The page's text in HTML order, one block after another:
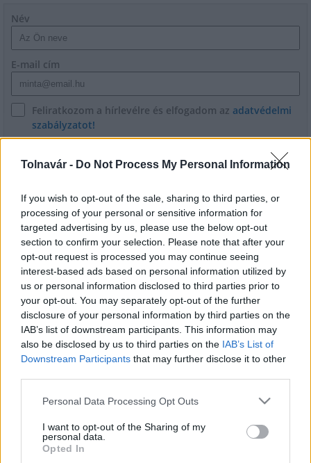
Tolnavár - Do Not Process My Personal Information
If you wish to opt-out of the sale, sharing to third parties, or
processing of your personal or sensitive information for
targeted advertising by us, please use the below opt-out
section to confirm your selection. Please note that after your
opt-out request is processed you may continue seeing
interest-based ads based on personal information utilized by
us or personal information disclosed to third parties prior to
your opt-out. You may separately opt-out of the further
disclosure of your personal information by third parties on the
IAB’s list of downstream participants. This information may
also be disclosed by us to third parties on the IAB’s List of
Downstream Participants that may further disclose it to other
Please note that this website/app uses one or more Google
not limited to your visit or usage behaviour. You may click to
grant or deny consent to Google and its third-party tags to
use your data for below specified purposes in below Google
Personal Data Processing Opt Outs
I want to opt-out of the Sharing of my
personal data.
Opted In
Név
E-mail cím
Feliratkozom a hírlevélre és elfogadom az adatvédelmi
szabályzatot!
LEGFRISSEBB
Országos hírek
Szakirányú továbbképzésekkel segíti
idén is a társadalmi kihívások leküzdését
a Gál Ferenc Egyetem
Országos hírek szúnyogirtás szúnyog
A lakosságra is fontos szerep hárul a
szúnyoginvázió elkerülésében
Országos hírek
Túlfogyasztás napja - július 30-ra felhasználta az